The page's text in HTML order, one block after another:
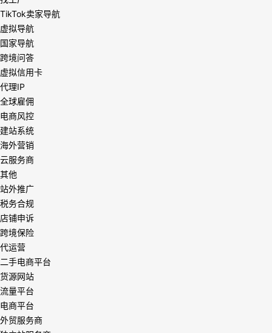
TikTok卖家导航
虚拟导航
国家导航
跨境问答
虚拟信用卡
代理IP
全球雇佣
电商风控
建站系统
海外营销
云服务商
其他
站外推广
税务合规
店铺申诉
跨境保险
代运营
二手电商平台
货源网站
流量平台
电商平台
外贸服务商